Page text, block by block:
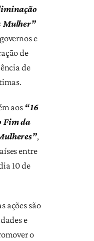
Mulher”
e
de
de
aos“16
Fim da
,
entre
10 de
ações são
e
o